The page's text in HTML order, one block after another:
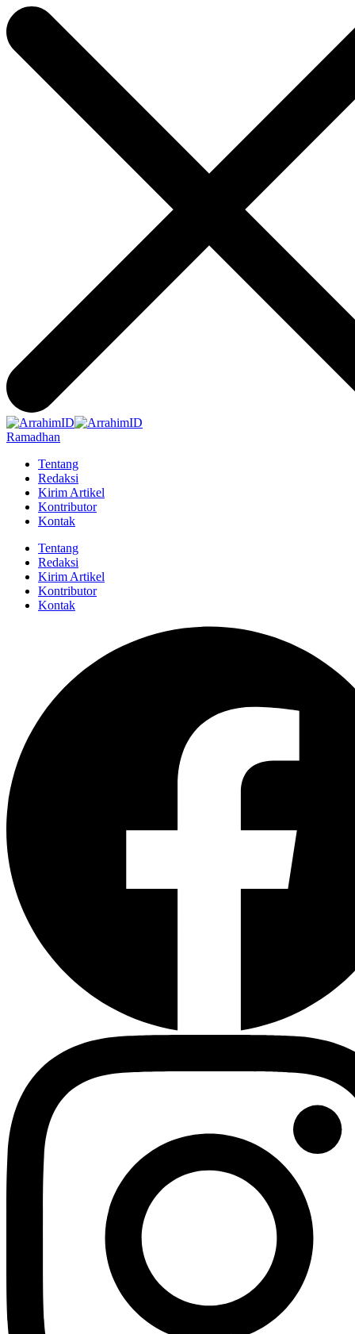
Ramadhan
Tentang
Redaksi
Kirim Artikel
Kontributor
Kontak
Tentang
Redaksi
Kirim Artikel
Kontributor
Kontak